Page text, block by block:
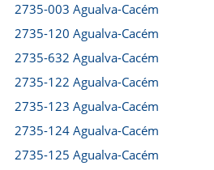
2735-003 Agualva-Cacém
2735-120 Agualva-Cacém
2735-632 Agualva-Cacém
2735-122 Agualva-Cacém
2735-123 Agualva-Cacém
2735-124 Agualva-Cacém
2735-125 Agualva-Cacém